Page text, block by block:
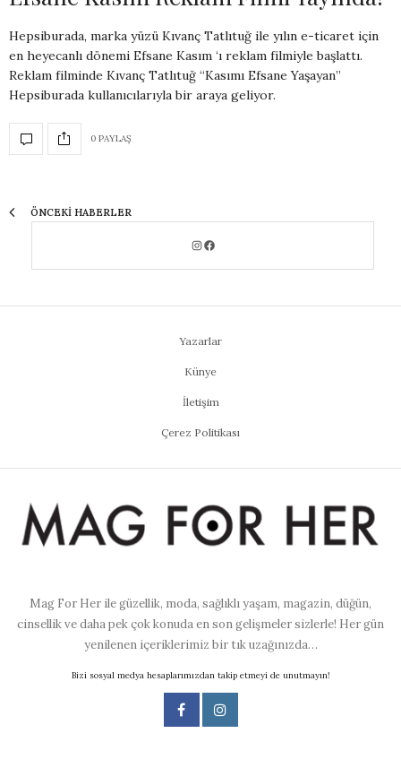
Hepsiburada, marka yüzü Kıvanç Tatlıtuğ ile yılın e-ticaret için
en heyecanlı dönemi Efsane Kasım ‘ı reklam filmiyle başlattı.
Reklam filminde Kıvanç Tatlıtuğ “Kasımı Efsane Yaşayan”
Hepsiburada kullanıcılarıyla bir araya geliyor.
0 PAYLAŞ
ÖNCEKI HABERLER
Yazarlar
Künye
İletişim
Çerez Politikası
Mag For Her ile güzellik, moda, sağlıklı yaşam, magazin, düğün,
cinsellik ve daha pek çok konuda en son gelişmeler sizlerle! Her gün
yenilenen içeriklerimiz bir tık uzağınızda…
Bizi sosyal medya hesaplarımızdan takip etmeyi de unutmayın!